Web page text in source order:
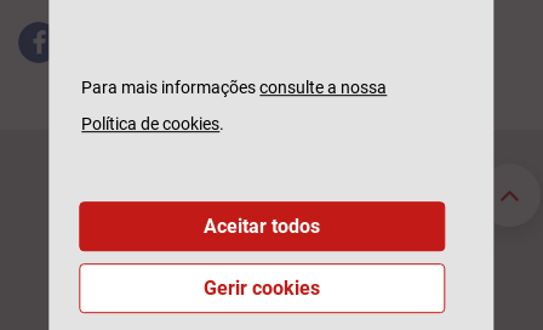
Habitação
Saúde
Saúde
Responsabilidade Civil
Para mais informaçõesconsulte a nossa
Política de cookies.
Gerir cookies
Aceitar todos